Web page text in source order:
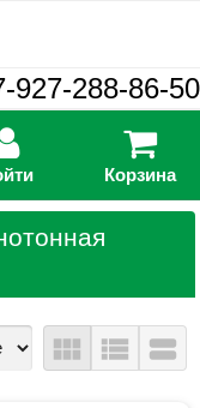
927-288-86-50
Корзина
view_module view_list view_stream